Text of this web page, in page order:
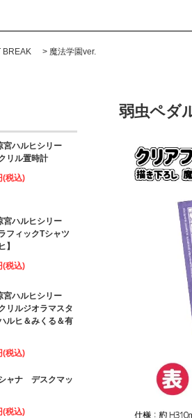
BREAK > 魔法学園ver.
宮ハルヒシリー
リル置時計
(税込)
宮ハルヒシリー
フィックTシャツ
】
(税込)
宮ハルヒシリー
リルジオラマスタ
ルヒ＆みくる＆有
(税込)
ャナ デスクマッ
(税込)
弱虫ペダ